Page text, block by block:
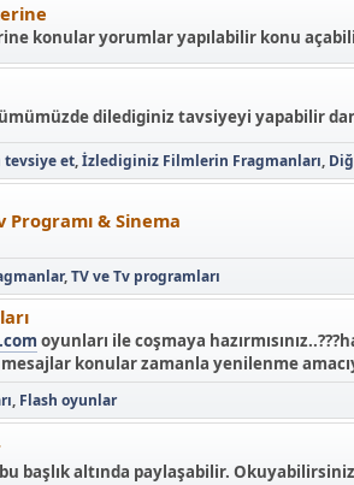
konular yorumlar yapılabilir konu
dilediginiz tavsiyeyi yapabilir
tevsiye et İzlediginiz Filmlerin Fragmanları
Programı & Sinema
TV ve Tv programları
oyunları ile coşmaya
konular zamanla yenilenme
Flash oyunlar
başlık altında paylaşabilir.